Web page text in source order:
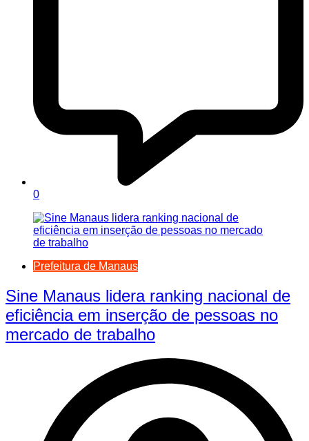
0
Prefeitura de Manaus
Sine Manaus lidera ranking nacional de
eficiência em inserção de pessoas no
mercado de trabalho